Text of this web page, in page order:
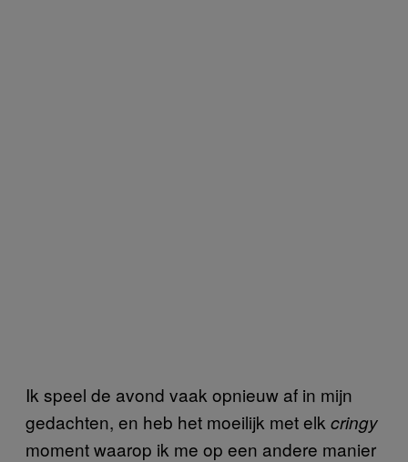
Ik speel de avond vaak opnieuw af in mijn
gedachten, en heb het moeilijk met elk cringy
moment waarop ik me op een andere manier